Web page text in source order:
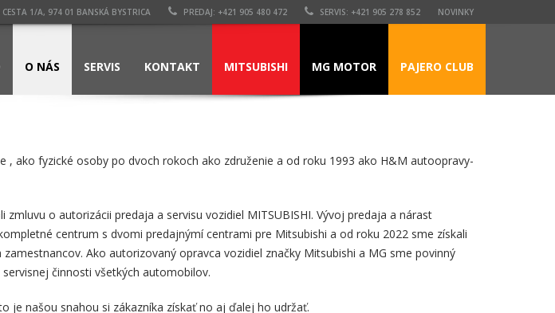
CESTA 1/A, 974 01 BANSKÁ BYSTRICA PREDAJ: +421 905 480 472 SERVIS: +421 905 278 852 NOVINKY
O NÁS SERVIS KONTAKT MITSUBISHI MG MOTOR PAJERO CLUB
ako fyzické osoby po dvoch rokoch ako združenie a od roku 1993 ako H&M autoopravy-
o autorizácii predaja a servisu vozidiel MITSUBISHI. Vývoj predaja a nárast
centrum s dvomi predajnýmí centrami pre Mitsubishi a od roku 2022 sme získali
Ako autorizovaný opravca vozidiel značky Mitsubishi a MG sme povinný
činnosti všetkých automobilov.
je našou snahou si zákazníka získať no aj ďalej ho udržať.